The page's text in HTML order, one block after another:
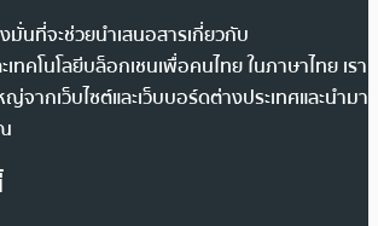
มั่นที่จะช่วยนำเสนอสารเกี่ยวกับ
ทคโนโลยีบล็อกเชนเพื่อคนไทย ในภาษาไทย เรา
จากเว็บไซต์และเว็บบอร์ดต่างประเทศและนำมา